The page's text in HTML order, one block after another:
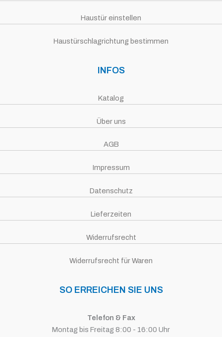
Haustür einstellen
Haustürschlagrichtung bestimmen
INFOS
Katalog
Über uns
AGB
Impressum
Datenschutz
Lieferzeiten
Widerrufsrecht
Widerrufsrecht für Waren
SO ERREICHEN SIE UNS
Telefon & Fax
Montag bis Freitag 8:00 - 16:00 Uhr